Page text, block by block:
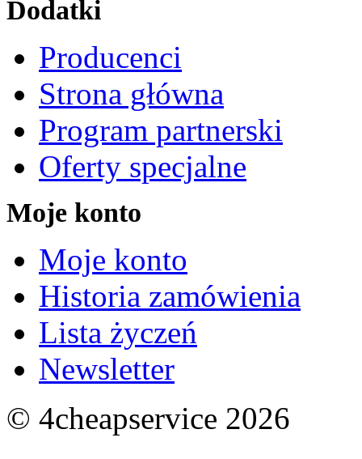
Dodatki
Producenci
Strona główna
Program partnerski
Oferty specjalne
Moje konto
Moje konto
Historia zamówienia
Lista życzeń
Newsletter
© 4cheapservice 2026